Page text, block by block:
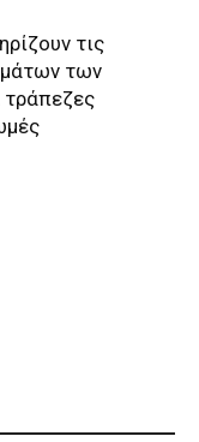
τις
των
τράπεζες